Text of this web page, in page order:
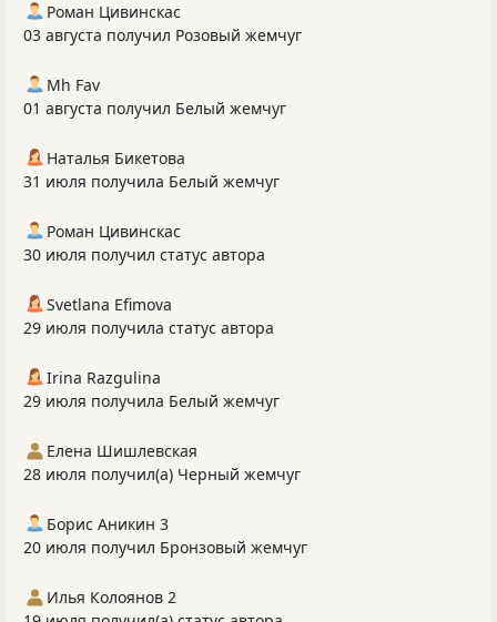
Роман Цивинскас
03 августа получил Розовый жемчуг
Mh Fav
01 августа получил Белый жемчуг
Наталья Бикетова
31 июля получила Белый жемчуг
Роман Цивинскас
30 июля получил статус автора
Svetlana Efimova
29 июля получила статус автора
Irina Razgulina
29 июля получила Белый жемчуг
Елена Шишлевская
28 июля получил(а) Черный жемчуг
Борис Аникин 3
20 июля получил Бронзовый жемчуг
Илья Колоянов 2